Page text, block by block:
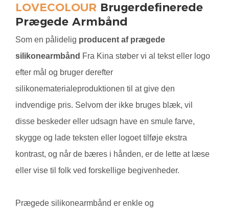
LOVECOLOUR Brugerdefinerede
Prægede Armbånd
Som en pålidelig producent af prægede
silikonearmbånd Fra Kina støber vi al tekst eller logo
efter mål og bruger derefter
silikonematerialeproduktionen til at give den
indvendige pris. Selvom der ikke bruges blæk, vil
disse beskeder eller udsagn have en smule farve,
skygge og lade teksten eller logoet tilføje ekstra
kontrast, og når de bæres i hånden, er de lette at læse
eller vise til folk ved forskellige begivenheder.
Prægede silikonearmbånd er enkle og